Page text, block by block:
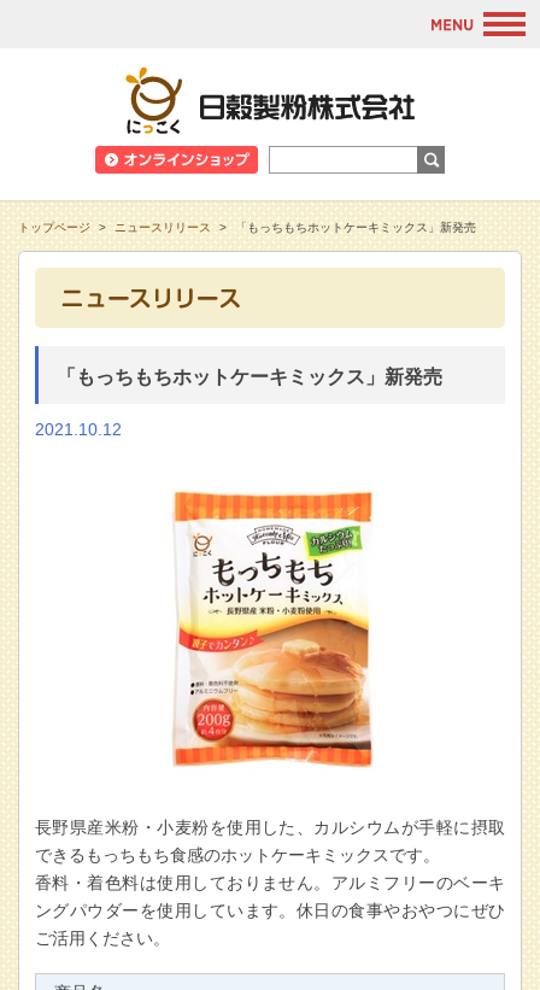
トップページ > ニュースリリース > 「もっちもちホットケーキミックス」新発売
「もっちもちホットケーキミックス」新発売
2021.10.12
長野県産米粉・小麦粉を使用した、カルシウムが手軽に摂取
できるもっちもち食感のホットケーキミックスです。
香料・着色料は使用しておりません。アルミフリーのベーキ
ングパウダーを使用しています。休日の食事やおやつにぜひ
ご活用ください。